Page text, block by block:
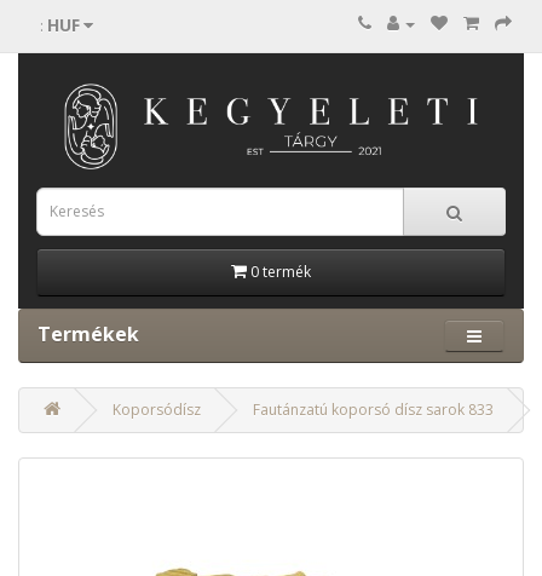
: HUF
0 termék
Termékek
Koporsódísz Fautánzatú koporsó dísz sarok 833